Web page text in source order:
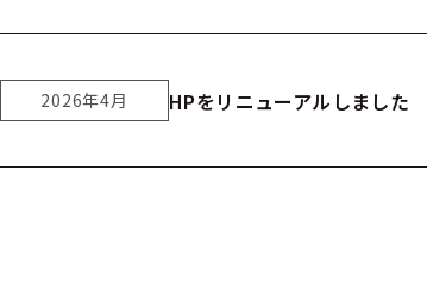
2026年4月 HPをリニューアルしました